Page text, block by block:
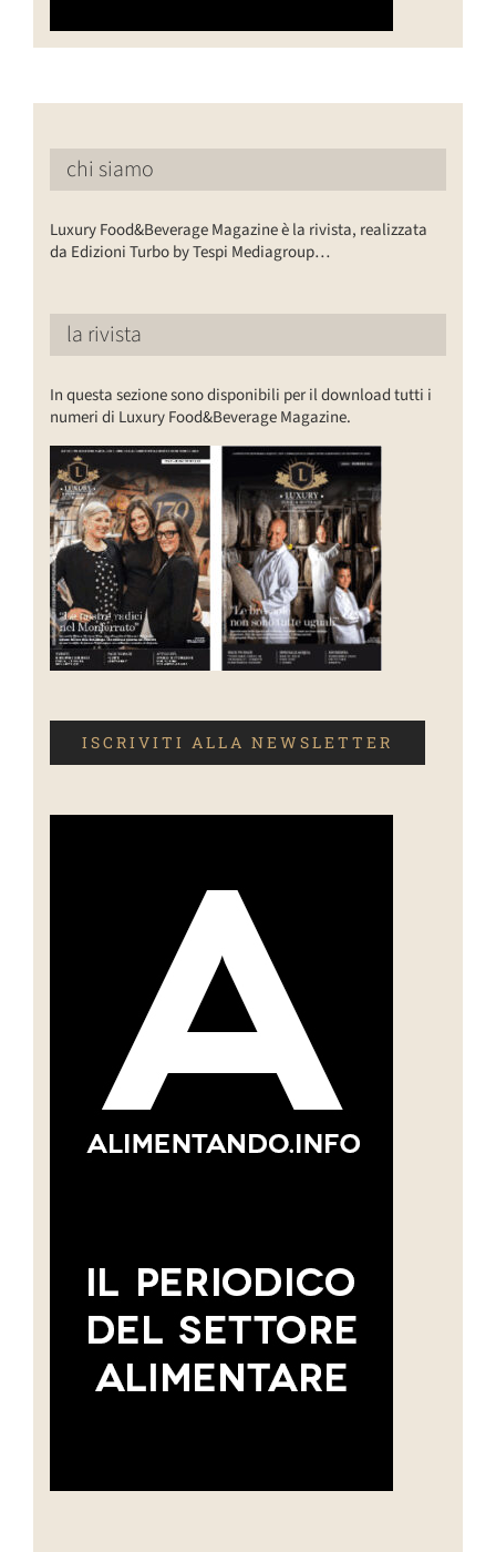
chi siamo
Luxury Food&Beverage Magazine è la rivista, realizzata
da Edizioni Turbo by Tespi Mediagroup…
la rivista
In questa sezione sono disponibili per il download tutti i
numeri di Luxury Food&Beverage Magazine.
ISCRIVITI ALLA NEWSLETTER